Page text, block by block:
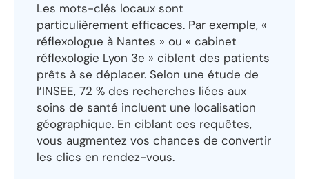
Les mots-clés locaux sont
particulièrement efficaces. Par exemple, «
réflexologue à Nantes » ou « cabinet
réflexologie Lyon 3e » ciblent des patients
prêts à se déplacer. Selon une étude de
l’INSEE, 72 % des recherches liées aux
soins de santé incluent une localisation
géographique. En ciblant ces requêtes,
vous augmentez vos chances de convertir
les clics en rendez-vous.